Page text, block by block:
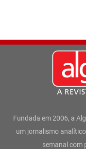
Fundada em 2006, a
um jornalismo
semanal com